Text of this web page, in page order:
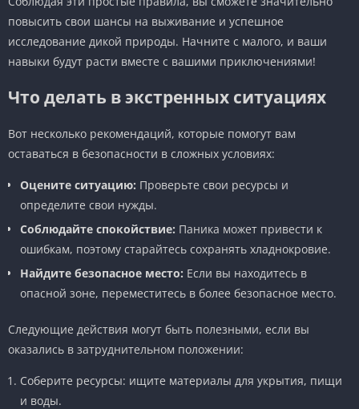
повысить свои шансы на выживание и успешное
исследование дикой природы. Начните с малого, и ваши
навыки будут расти вместе с вашими приключениями!
Что делать в экстренных ситуациях
Вот несколько рекомендаций, которые помогут вам
оставаться в безопасности в сложных условиях:
Оцените ситуацию: Проверьте свои ресурсы и
определите свои нужды.
Соблюдайте спокойствие: Паника может привести к
ошибкам, поэтому старайтесь сохранять хладнокровие.
Найдите безопасное место: Если вы находитесь в
опасной зоне, переместитесь в более безопасное место.
Следующие действия могут быть полезными, если вы
оказались в затруднительном положении:
Соберите ресурсы: ищите материалы для укрытия, пищи
и воды.